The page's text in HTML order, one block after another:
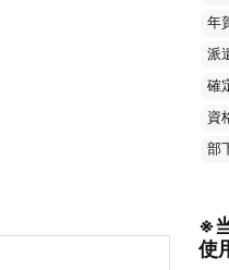
年
派
確
資
部
※
使